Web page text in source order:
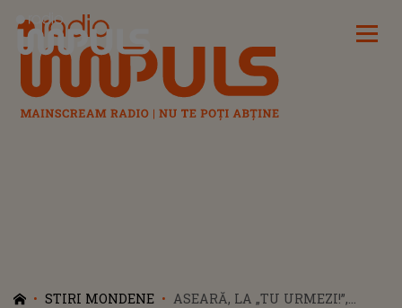
Radio Impuls
STIRI MONDENE
ASEARĂ, LA „TU URMEZI!”,